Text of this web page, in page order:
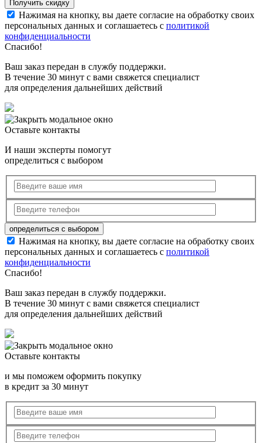
Нажимая на кнопку, вы даете согласие на обработку своих
персональных данных и соглашаетесь с политикой
конфиденциальности
Спасибо!
Ваш заказ передан в службу поддержки.
В течение 30 минут с вами свяжется специалист
для определения дальнейших действий
Оставьте контакты
И наши эксперты помогут
определиться с выбором
Нажимая на кнопку, вы даете согласие на обработку своих
персональных данных и соглашаетесь с политикой
конфиденциальности
Спасибо!
Ваш заказ передан в службу поддержки.
В течение 30 минут с вами свяжется специалист
для определения дальнейших действий
Оставьте контакты
и мы поможем оформить покупку
в кредит за 30 минут